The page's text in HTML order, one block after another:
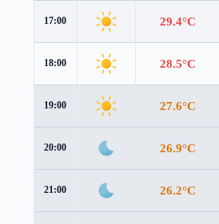
17:00 29.4°C
18:00 28.5°C
19:00 27.6°C
20:00 26.9°C
21:00 26.2°C